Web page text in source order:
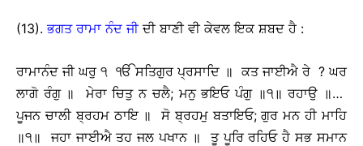
(13).ਭਗਤ ਰਾਮਾ ਨੰਦ ਜੀਦੀ ਬਾਣੀ ਵੀ ਕੇਵਲ ਇਕ ਸ਼ਬਦ ਹੈ :
ਰਾਮਾਨੰਦ ਜੀ ਘਰੁ ੧ ੴ ਸਤਿਗੁਰ ਪ੍ਰਸਾਦਿ ॥ ਕਤ ਜਾਈਐ ਰੇ ? ਘਰ
ਲਾਗੋ ਰੰਗੁ ॥ ਮੇਰਾ ਚਿਤੁ ਨ ਚਲੈ; ਮਨੁ ਭਇਓ ਪੰਗੁ ॥੧॥ ਰਹਾਉ ॥…
ਪੂਜਨ ਚਾਲੀ ਬ੍ਰਹਮ ਠਾਇ ॥ ਸੋ ਬ੍ਰਹਮੁ ਬਤਾਇਓ; ਗੁਰ ਮਨ ਹੀ ਮਾਹਿ
॥੧॥ ਜਹਾ ਜਾਈਐ ਤਹ ਜਲ ਪਖਾਨ ॥ ਤੂ ਪੂਰਿ ਰਹਿਓ ਹੈ ਸਭ ਸਮਾਨ